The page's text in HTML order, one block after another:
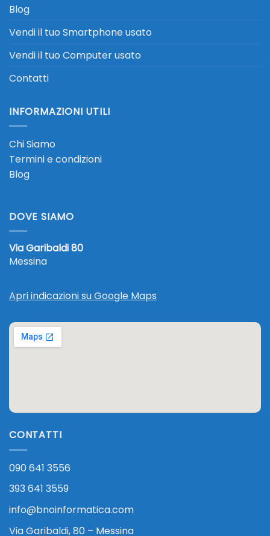
Blog
Vendi il tuo Smartphone usato
Vendi il tuo Computer usato
Contatti
INFORMAZIONI UTILI
Chi Siamo
Termini e condizioni
Blog
DOVE SIAMO
Via Garibaldi 80
Messina
Apri indicazioni su Google Maps
CONTATTI
090 641 3556
393 641 3559
info@bnoinformatica.com
Via Garibaldi, 80 – Messina